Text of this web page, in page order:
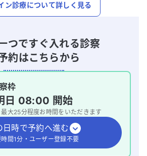
ン診療について詳しく見る
つですぐ入れる診察
約はこちらから
枠
日 08:00 開始
大25分程度お時間をいただきます
日時で予約へ進む
間1分・ユーザー登録不要